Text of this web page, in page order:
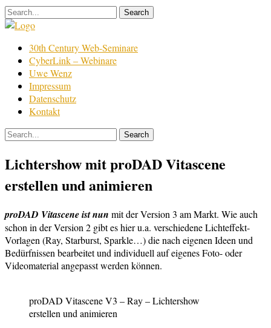
Skip
to
Film
Bearbeitung
30th Century Web-Seminare
CyberLink – Webinare
Uwe Wenz
Impressum
Datenschutz
Kontakt
Lichtershow mit proDAD Vitascene
erstellen und animieren
proDAD Vitascene ist nun mit der Version 3 am Markt. Wie auch
schon in der Version 2 gibt es hier u.a. verschiedene Lichteffekt-
Vorlagen (Ray, Starburst, Sparkle…) die nach eigenen Ideen und
Bedürfnissen bearbeitet und individuell auf eigenes Foto- oder
Videomaterial angepasst werden können.
proDAD Vitascene V3 – Ray – Lichtershow
erstellen und animieren